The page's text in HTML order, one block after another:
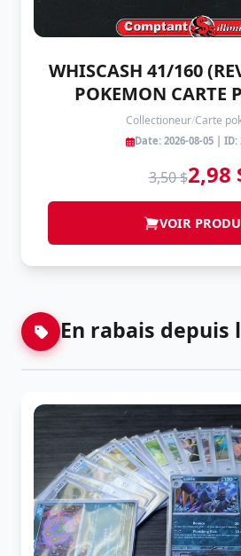
WHISCASH 41/160
POKEMON CARTE
Collectioneur/Carte
Date: 2026-08-05 | ID:
3,50 $2,98
VOIR
En rabais depuis